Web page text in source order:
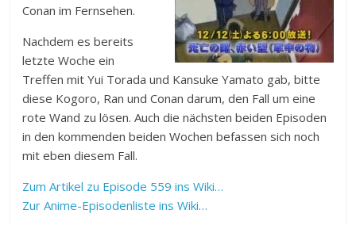
Conan im Fernsehen.
Nachdem es bereits
letzte Woche ein
Treffen mit Yui Torada und Kansuke Yamato gab, bitte
diese Kogoro, Ran und Conan darum, den Fall um eine
rote Wand zu lösen. Auch die nächsten beiden Episoden
in den kommenden beiden Wochen befassen sich noch
mit eben diesem Fall.
Zum Artikel zu Episode 559 ins Wiki…
Zur Anime-Episodenliste ins Wiki…